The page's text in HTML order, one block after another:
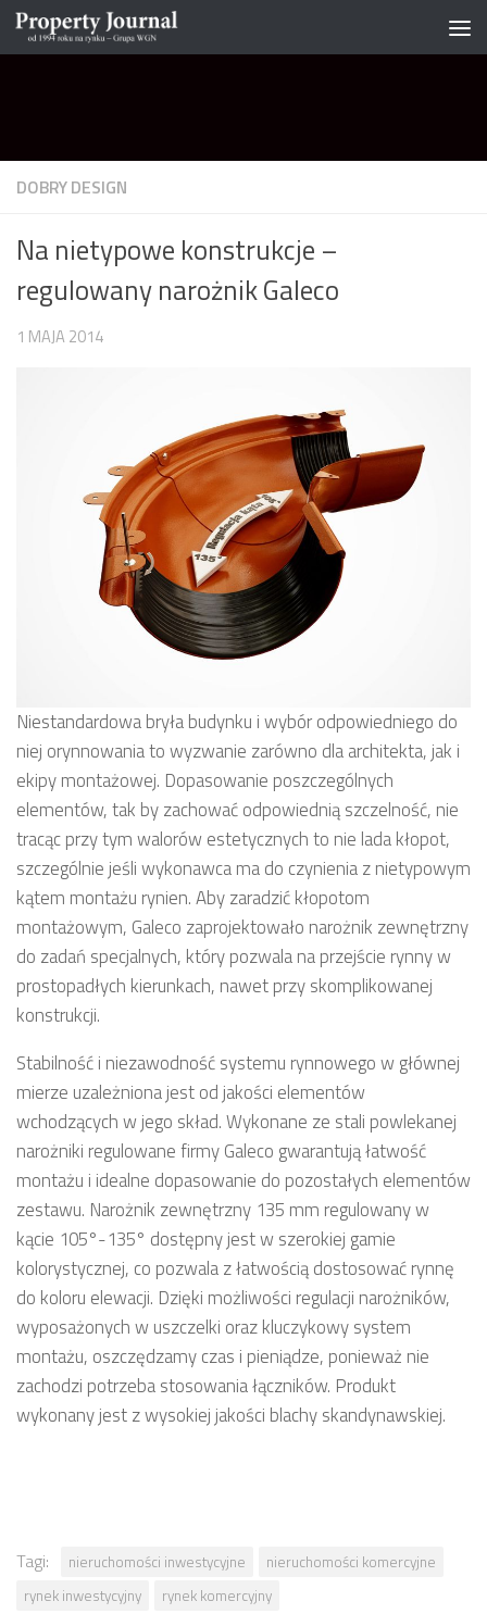
Skip to content
DOBRY DESIGN
Na nietypowe konstrukcje –
regulowany narożnik Galeco
1 MAJA 2014
Niestandardowa bryła budynku i wybór odpowiedniego do
niej orynnowania to wyzwanie zarówno dla architekta, jak i
ekipy montażowej. Dopasowanie poszczególnych
elementów, tak by zachować odpowiednią szczelność, nie
tracąc przy tym walorów estetycznych to nie lada kłopot,
szczególnie jeśli wykonawca ma do czynienia z nietypowym
kątem montażu rynien. Aby zaradzić kłopotom
montażowym, Galeco zaprojektowało narożnik zewnętrzny
do zadań specjalnych, który pozwala na przejście rynny w
prostopadłych kierunkach, nawet przy skomplikowanej
konstrukcji.
Stabilność i niezawodność systemu rynnowego w głównej
mierze uzależniona jest od jakości elementów
wchodzących w jego skład. Wykonane ze stali powlekanej
narożniki regulowane firmy Galeco gwarantują łatwość
montażu i idealne dopasowanie do pozostałych elementów
zestawu. Narożnik zewnętrzny 135 mm regulowany w
kącie 105°-135° dostępny jest w szerokiej gamie
kolorystycznej, co pozwala z łatwością dostosować rynnę
do koloru elewacji. Dzięki możliwości regulacji narożników,
wyposażonych w uszczelki oraz kluczykowy system
montażu, oszczędzamy czas i pieniądze, ponieważ nie
zachodzi potrzeba stosowania łączników. Produkt
wykonany jest z wysokiej jakości blachy skandynawskiej.
Tagi: nieruchomości inwestycyjne
nieruchomości komercyjne
rynek inwestycyjny
rynek komercyjny